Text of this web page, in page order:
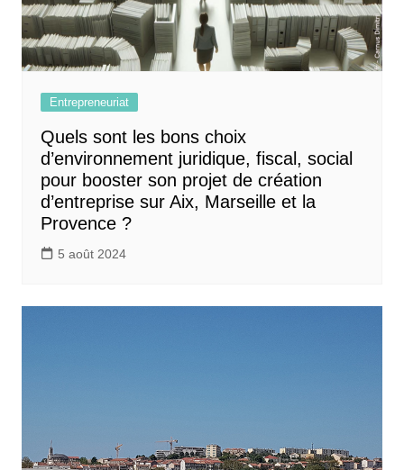
Entrepreneuriat
Quels sont les bons choix
d’environnement juridique, fiscal, social
pour booster son projet de création
d’entreprise sur Aix, Marseille et la
Provence ?
5 août 2024